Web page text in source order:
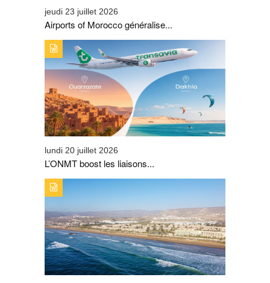
jeudi 23 juillet 2026
Airports of Morocco généralise...
TYPE DE PUBLICATION : A_LA_UNETITRE : L’ONMT
BOOST LES LIAISONS AÉRIENNES SUR OUARZAZATE
ET DE DAKHLA
lundi 20 juillet 2026
L’ONMT boost les liaisons...
TYPE DE PUBLICATION : A_LA_UNETITRE : TAGHAZOUT
BAY CHANGE D’ÉCHELLE ET SIGNE SON PLUS BEL
ÉTÉ